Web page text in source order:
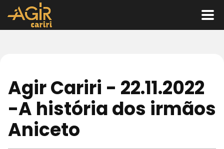
Agir Cariri - 22.11.2022
-A história dos irmãos
Aniceto